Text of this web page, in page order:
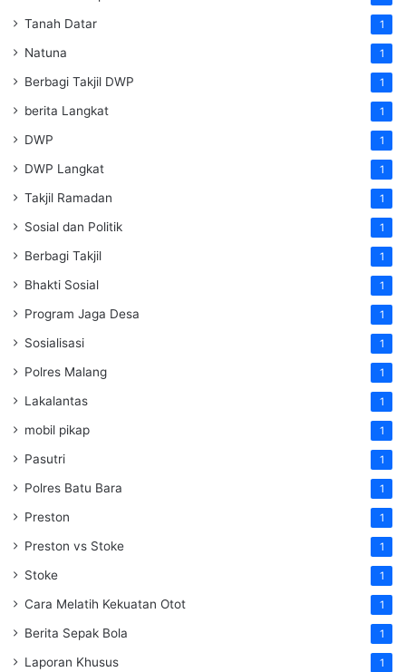
Tanah Datar 1
Natuna 1
Berbagi Takjil DWP 1
berita Langkat 1
DWP 1
DWP Langkat 1
Takjil Ramadan 1
Sosial dan Politik 1
Berbagi Takjil 1
Bhakti Sosial 1
Program Jaga Desa 1
Sosialisasi 1
Polres Malang 1
Lakalantas 1
mobil pikap 1
Pasutri 1
Polres Batu Bara 1
Preston 1
Preston vs Stoke 1
Stoke 1
Cara Melatih Kekuatan Otot 1
Berita Sepak Bola 1
Laporan Khusus 1